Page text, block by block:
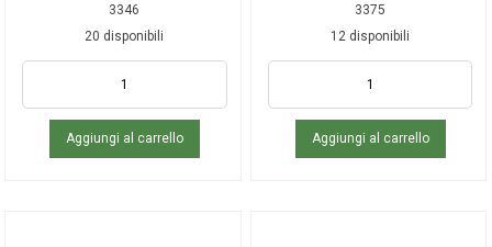
3346
20 disponibili
Aggiungi al carrello
3375
12 disponibili
Aggiungi al carrello